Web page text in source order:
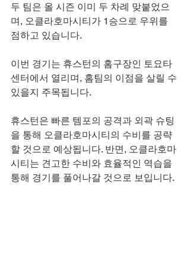
두 팀은 올 시즌 이미 두 차례 맞붙었으
며, 오클라호마시티가 1승으로 우위를
점하고 있습니다.
이번 경기는 휴스턴의 홈구장인 토요타
센터에서 열리며, 홈팀의 이점을 살릴 수
있을지 주목됩니다.
휴스턴은 빠른 템포의 공격과 외곽 슈팅
을 통해 오클라호마시티의 수비를 공략
할 것으로 예상됩니다. 반면, 오클라호마
시티는 견고한 수비와 효율적인 역습을
통해 경기를 풀어나갈 것으로 보입니다.